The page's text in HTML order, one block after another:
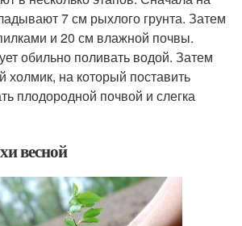
7 см рыхлого грунта. Затем
и 20 см влажной почвы.
обильно поливать водой. Затем
холмик, на который поставить
плодородной почвой и слегка
весной